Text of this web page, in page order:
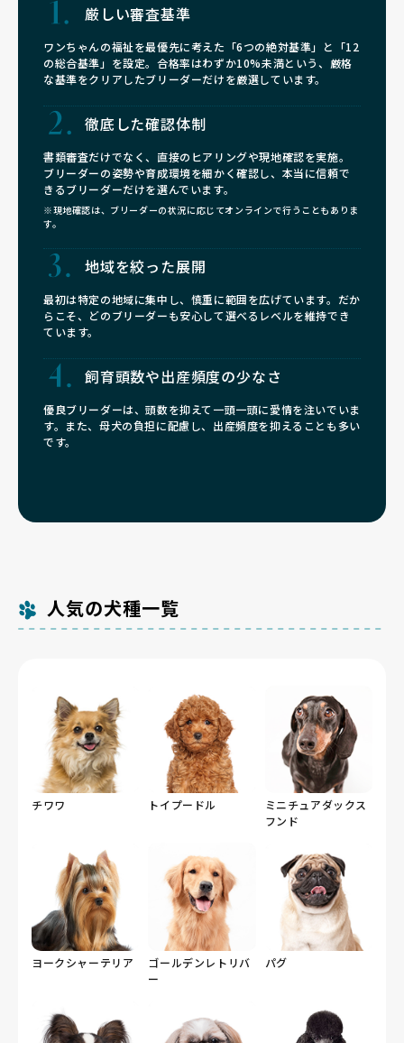
厳しい審査基準
ワンちゃんの福祉を最優先に考えた「6つの絶対基準」と「12
の総合基準」を設定。合格率はわずか10%未満という、厳格
な基準をクリアしたブリーダーだけを厳選しています。
徹底した確認体制
書類審査だけでなく、直接のヒアリングや現地確認を実施。
ブリーダーの姿勢や育成環境を細かく確認し、本当に信頼で
きるブリーダーだけを選んでいます。
※現地確認は、ブリーダーの状況に応じてオンラインで行うこともありま
す。
地域を絞った展開
最初は特定の地域に集中し、慎重に範囲を広げています。だか
らこそ、どのブリーダーも安心して選べるレベルを維持でき
ています。
飼育頭数や出産頻度の少なさ
優良ブリーダーは、頭数を抑えて一頭一頭に愛情を注いでいま
す。また、母犬の負担に配慮し、出産頻度を抑えることも多い
です。
人気の犬種一覧
チワワ トイプードル
ミニチュアダックス
フンド
ヨークシャーテリア
ゴールデンレトリバ
ー
パグ